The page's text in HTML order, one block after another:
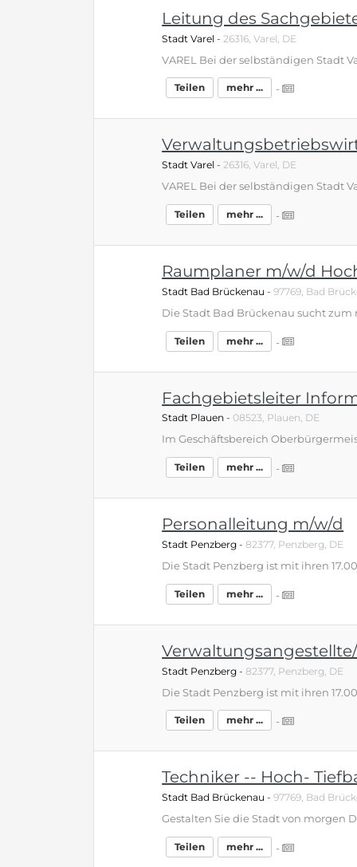
Leitung des
Stadt Varel-26316, Varel, DE
Teilen mehr ... -
Stadt Varel-26316, Varel, DE
Teilen mehr ... -
Raumplaner m/w/d
Stadt Bad Brückenau-97769, Bad
Teilen mehr ... -
Fachgebietsleiter
Stadt Plauen- 08523, Plauen, DE
Teilen mehr ... -
Personalleitung m/w/d
Stadt Penzberg-82377, Penzberg, DE
Teilen mehr ... -
Stadt Penzberg-82377, Penzberg, DE
Teilen mehr ... -
Techniker -- Hoch-
Stadt Bad Brückenau-97769, Bad
Teilen mehr ... -